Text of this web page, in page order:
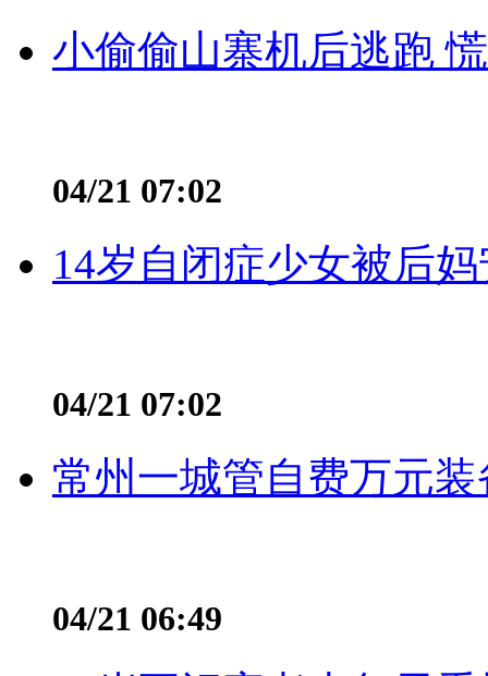
小偷偷山寨机后逃跑
04/21 07:02
14岁自闭症少女被后
04/21 07:02
常州一城管自费万元
04/21 06:49